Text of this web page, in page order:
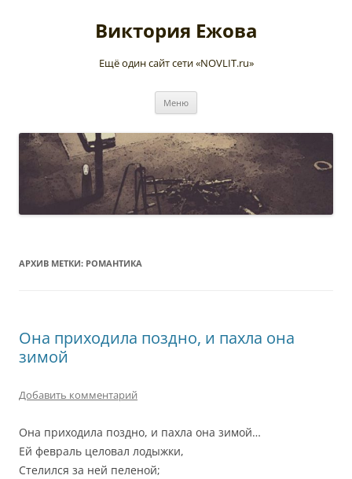
Виктория Ежова
Ещё один сайт сети «NOVLIT.ru»
Меню
АРХИВ МЕТКИ: РОМАНТИКА
Она приходила поздно, и пахла она
зимой
Добавить комментарий
Она приходила поздно, и пахла она зимой…
Ей февраль целовал лодыжки,
Стелился за ней пеленой;